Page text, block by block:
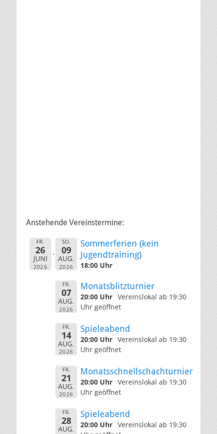
Anstehende Vereinstermine:
FR.
26
JUNI
2026
SO.
09
AUG.
2026
Sommerferien (kein
Jugendtraining)
18:00 Uhr
FR.
07
AUG.
2026
Monatsblitzturnier
20:00 Uhr Vereinslokal ab 19:30
Uhr geöffnet
FR.
14
AUG.
2026
Spieleabend
20:00 Uhr Vereinslokal ab 19:30
Uhr geöffnet
FR.
21
AUG.
2026
Monatsschnellschachturnier
20:00 Uhr Vereinslokal ab 19:30
Uhr geöffnet
FR.
28
AUG.
Spieleabend
20:00 Uhr Vereinslokal ab 19:30